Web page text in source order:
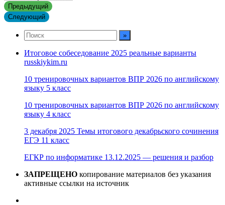
Предыдущий
Следующий
Итоговое собеседование 2025 реальные варианты
russkiykim.ru
10 тренировочных вариантов ВПР 2026 по английскому
языку 5 класс
10 тренировочных вариантов ВПР 2026 по английскому
языку 4 класс
3 декабря 2025 Темы итогового декабрьского сочинения
ЕГЭ 11 класс
ЕГКР по информатике 13.12.2025 — решения и разбор
ЗАПРЕЩЕНО копирование материалов без указания
активные ссылки на источник